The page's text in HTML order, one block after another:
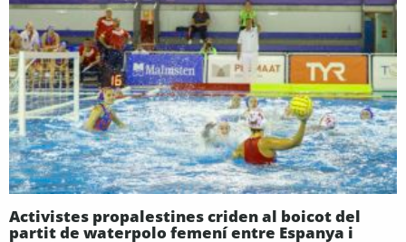
Activistes propalestines criden al boicot del
partit de waterpolo femení entre Espanya i